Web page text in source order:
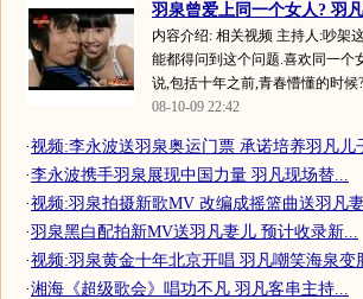
羽泉曾爱上同一个女人? 羽
内容介绍: 相关视频 主持人:吵架
能都得问到这个问题.喜欢同一个
说,包括十年之前,青春懵懂的时候
08-10-09 22:42
·视频:李永波送羽泉奥运门票 承诺培养羽凡儿
·李永波携手羽泉展现中国力量 羽凡现场替...
·视频:羽泉拍摄新歌MV 改编成摇篮曲送羽凡
·羽泉黑白配拍新MV送羽凡妻儿 预计收录新...
·视频:羽泉黄金十年北京开唱 羽凡嘲笑海泉变
·湘海《超级歌会》唱功不凡 羽凡客串主持...